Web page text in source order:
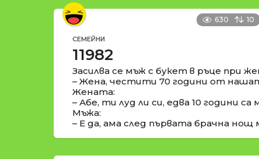
630 10
СЕМЕЙНИ
11982
Засилва се мъж с букет в ръце при
– Жена, честити 70 години от
Жената:
– Абе, ти луд ли си, едва 10 години са
Мъжа:
– Е да, ама след първата брачна нощ